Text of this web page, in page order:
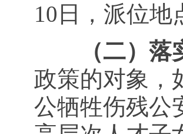
10日，派位地
（二）
政策的对象，
公牺牲伤残公